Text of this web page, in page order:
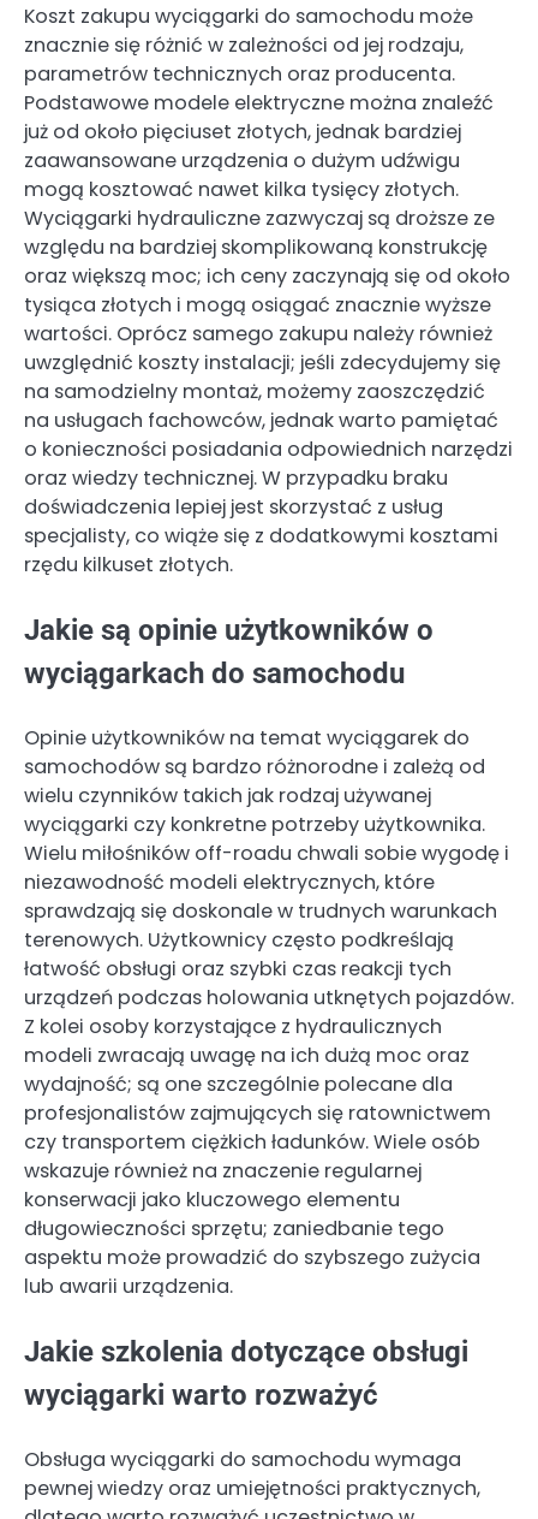
Koszt zakupu wyciągarki do samochodu może
znacznie się różnić w zależności od jej rodzaju,
parametrów technicznych oraz producenta.
Podstawowe modele elektryczne można znaleźć
już od około pięciuset złotych, jednak bardziej
zaawansowane urządzenia o dużym udźwigu
mogą kosztować nawet kilka tysięcy złotych.
Wyciągarki hydrauliczne zazwyczaj są droższe ze
względu na bardziej skomplikowaną konstrukcję
oraz większą moc; ich ceny zaczynają się od około
tysiąca złotych i mogą osiągać znacznie wyższe
wartości. Oprócz samego zakupu należy również
uwzględnić koszty instalacji; jeśli zdecydujemy się
na samodzielny montaż, możemy zaoszczędzić
na usługach fachowców, jednak warto pamiętać
o konieczności posiadania odpowiednich narzędzi
oraz wiedzy technicznej. W przypadku braku
doświadczenia lepiej jest skorzystać z usług
specjalisty, co wiąże się z dodatkowymi kosztami
rzędu kilkuset złotych.
Jakie są opinie użytkowników o
wyciągarkach do samochodu
Opinie użytkowników na temat wyciągarek do
samochodów są bardzo różnorodne i zależą od
wielu czynników takich jak rodzaj używanej
wyciągarki czy konkretne potrzeby użytkownika.
Wielu miłośników off-roadu chwali sobie wygodę i
niezawodność modeli elektrycznych, które
sprawdzają się doskonale w trudnych warunkach
terenowych. Użytkownicy często podkreślają
łatwość obsługi oraz szybki czas reakcji tych
urządzeń podczas holowania utknętych pojazdów.
Z kolei osoby korzystające z hydraulicznych
modeli zwracają uwagę na ich dużą moc oraz
wydajność; są one szczególnie polecane dla
profesjonalistów zajmujących się ratownictwem
czy transportem ciężkich ładunków. Wiele osób
wskazuje również na znaczenie regularnej
konserwacji jako kluczowego elementu
długowieczności sprzętu; zaniedbanie tego
aspektu może prowadzić do szybszego zużycia
lub awarii urządzenia.
Jakie szkolenia dotyczące obsługi
wyciągarki warto rozważyć
Obsługa wyciągarki do samochodu wymaga
pewnej wiedzy oraz umiejętności praktycznych,